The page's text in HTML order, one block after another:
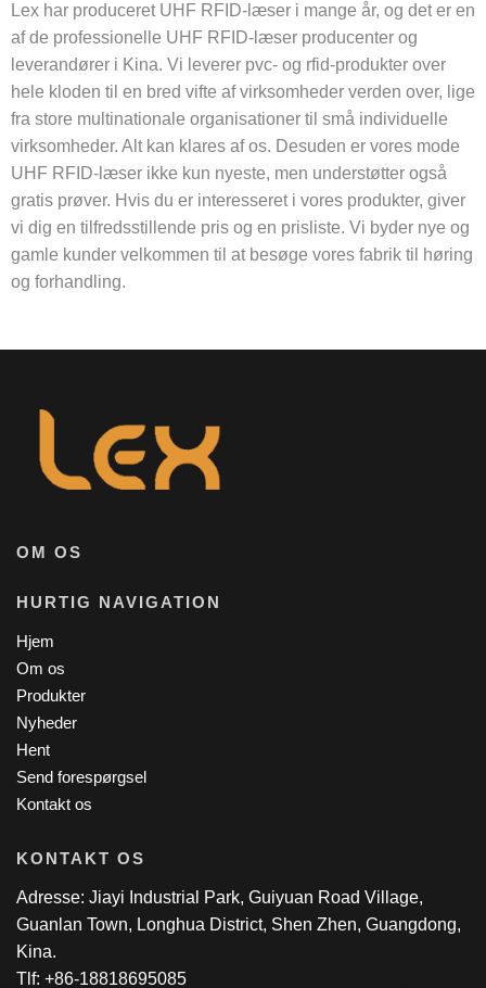
Lex har produceret UHF RFID-læser i mange år, og det er en
af ​​de professionelle UHF RFID-læser producenter og
leverandører i Kina. Vi leverer pvc- og rfid-produkter over
hele kloden til en bred vifte af virksomheder verden over, lige
fra store multinationale organisationer til små individuelle
virksomheder. Alt kan klares af os. Desuden er vores mode
UHF RFID-læser ikke kun nyeste, men understøtter også
gratis prøver. Hvis du er interesseret i vores produkter, giver
vi dig en tilfredsstillende pris og en prisliste. Vi byder nye og
gamle kunder velkommen til at besøge vores fabrik til høring
og forhandling.
OM OS
HURTIG NAVIGATION
Hjem
Om os
Produkter
Nyheder
Hent
Send forespørgsel
Kontakt os
KONTAKT OS
Adresse: Jiayi Industrial Park, Guiyuan Road Village,
Guanlan Town, Longhua District, Shen Zhen, Guangdong,
Kina.
Tlf: +86-18818695085